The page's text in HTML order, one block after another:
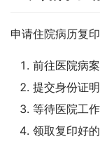
申请住院病历复
前往医院病
提交身份证
等待医院工
领取复印好